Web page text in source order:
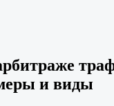
и виды